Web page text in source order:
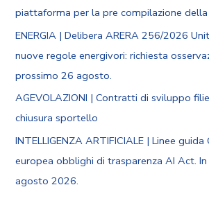
piattaforma per la pre compilazione
ENERGIA | Delibera ARERA 256/2026
nuove regole energivori: richiesta
prossimo 26 agosto.
AGEVOLAZIONI | Contratti di sviluppo
chiusura sportello
INTELLIGENZA ARTIFICIALE | Linee
europea obblighi di trasparenza AI Act.
agosto 2026.